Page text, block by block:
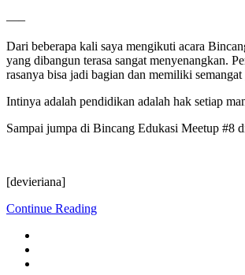
—–
Dari beberapa kali saya mengikuti acara
yang dibangun terasa sangat menyenangkan.
rasanya bisa jadi bagian dan memiliki semangat
Intinya adalah pendidikan adalah hak setiap
Sampai jumpa di Bincang Edukasi Meetup #8
[devieriana]
Continue Reading